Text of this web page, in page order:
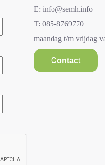
E: info@semh.info
T: 085-8769770
maandag t/m vrijdag
Contact